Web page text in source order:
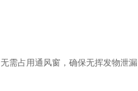
需占用通风窗，确保无挥发物泄漏